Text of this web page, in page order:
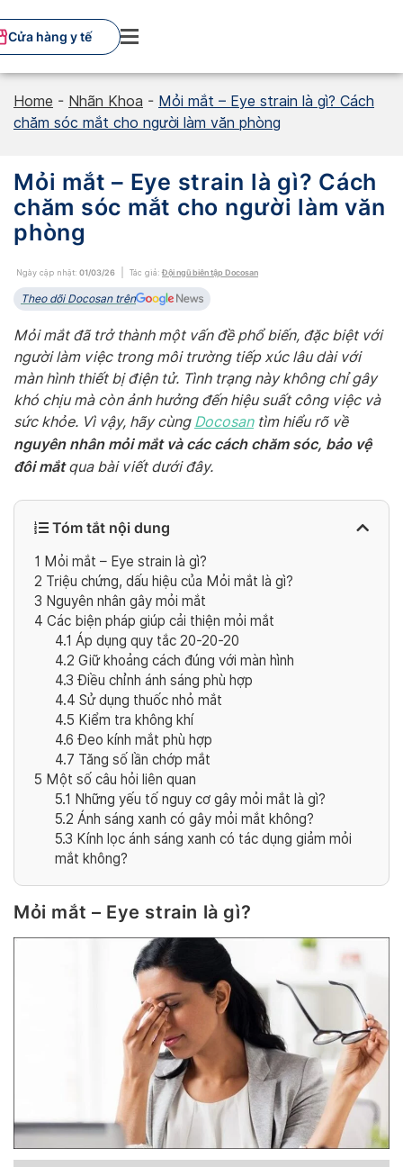
to
content
Cửa hàng y tế
Home - Nhãn Khoa - Mỏi mắt – Eye strain là gì? Cách
chăm sóc mắt cho người làm văn phòng
Mỏi mắt – Eye strain là gì? Cách
chăm sóc mắt cho người làm văn
phòng
Ngày cập nhật: 01/03/26 Tác giả: Đội ngũ biên tập Docosan
Theo dõi Docosan trên
Mỏi mắt đã trở thành một vấn đề phổ biến, đặc biệt với
người làm việc trong môi trường tiếp xúc lâu dài với
màn hình thiết bị điện tử. Tình trạng này không chỉ gây
khó chịu mà còn ảnh hưởng đến hiệu suất công việc và
sức khỏe. Vì vậy, hãy cùng Docosantìm hiểu rõ về
nguyên nhân mỏi mắt và các cách chăm sóc, bảo vệ
đôi mắtqua bài viết dưới đây.
Tóm tắt nội dung
1 Mỏi mắt – Eye strain là gì?
2 Triệu chứng, dấu hiệu của Mỏi mắt là gì?
3 Nguyên nhân gây mỏi mắt
4 Các biện pháp giúp cải thiện mỏi mắt
4.1 Áp dụng quy tắc 20-20-20
4.2 Giữ khoảng cách đúng với màn hình
4.3 Điều chỉnh ánh sáng phù hợp
4.4 Sử dụng thuốc nhỏ mắt
4.5 Kiểm tra không khí
4.6 Đeo kính mắt phù hợp
4.7 Tăng số lần chớp mắt
5 Một số câu hỏi liên quan
5.1 Những yếu tố nguy cơ gây mỏi mắt là gì?
5.2 Ánh sáng xanh có gây mỏi mắt không?
5.3 Kính lọc ánh sáng xanh có tác dụng giảm mỏi
mắt không?
Mỏi mắt – Eye strain là gì?